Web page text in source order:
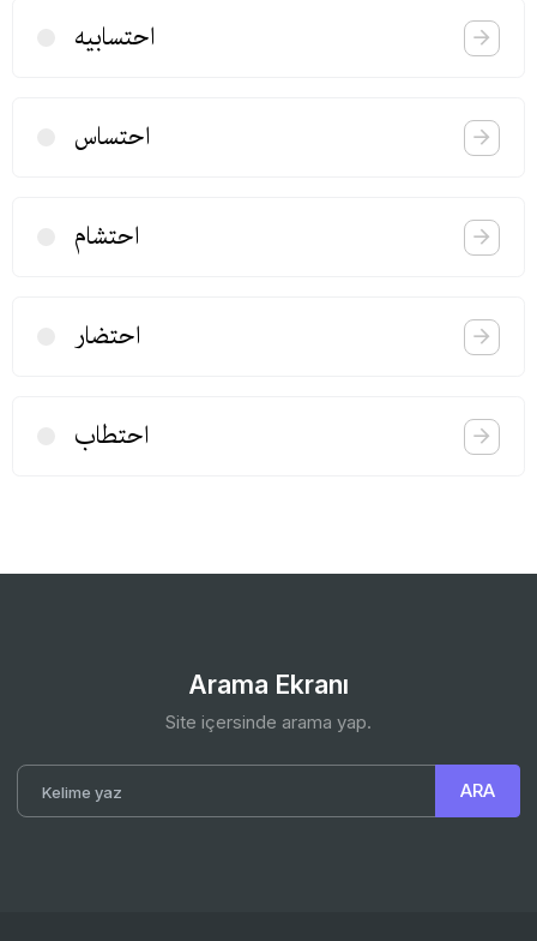
احتسابیه
احتساس
احتشام
احتضار
احتطاب
Arama Ekranı
Site içersinde arama yap.